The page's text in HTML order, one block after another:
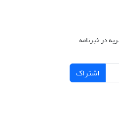
در خبرنامه
اشتراک